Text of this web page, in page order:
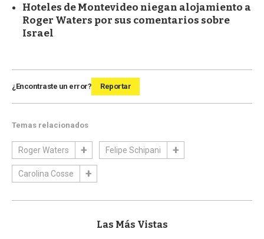
Hoteles de Montevideo niegan alojamiento a
Roger Waters por sus comentarios sobre
Israel
¿Encontraste un error? Reportar
Temas relacionados
Roger Waters Felipe Schipani
Carolina Cosse
Las Más Vistas